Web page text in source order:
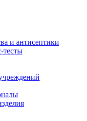
и антисептики
тесты